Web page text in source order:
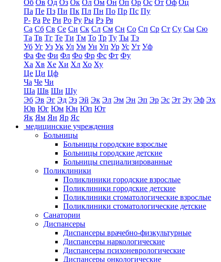
Об Ов Од Оз Ок Ол Ом Он Оп Ор Ос От Оф Оц
Па Пе Пз Пи Пк Пл Пн По Пр Пс Пу
Р- Ра Ре Ри Ро Ру Ры Рэ Ря
Са Сб Св Се Си Ск Сл См Сн Со Сп Ср Ст Су Сы Сю
Та Тв Тг Те Ти Тм То Тр Ту Ты Тэ
Уб Уг Уз Ук Ул Ум Ун Уп Ур Ус Ут Уф
Фа Фе Фи Фл Фо Фр Фс Фт Фу
Ха Хв Хе Хи Хл Хо Ху
Це Ци Цф
Ча Че Чи
Ша Шв Ши Шу
Эб Эв Эг Эд Эз Эй Эк Эл Эм Эн Эп Эр Эс Эт Эу Эф Эх
Юв Юг Юм Юн Юп Ют
Як Ям Ян Яр Яс
медицинские учреждения
Больницы
Больницы городские взрослые
Больницы городские детские
Больницы специализированные
Поликлиники
Поликлиники городские взрослые
Поликлиники городские детские
Поликлиники стоматологические взрослые
Поликлиники стоматологические детские
Санатории
Диспансеры
Диспансеры врачебно-физкультурные
Диспансеры наркологические
Диспансеры психоневрологические
Диспансеры онкологические